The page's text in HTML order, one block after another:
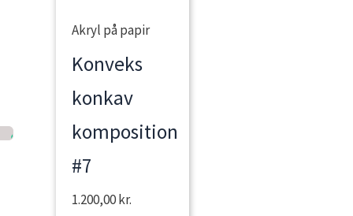
Akryl på papir
Konveks
konkav
komposition
#7
1.200,00kr.